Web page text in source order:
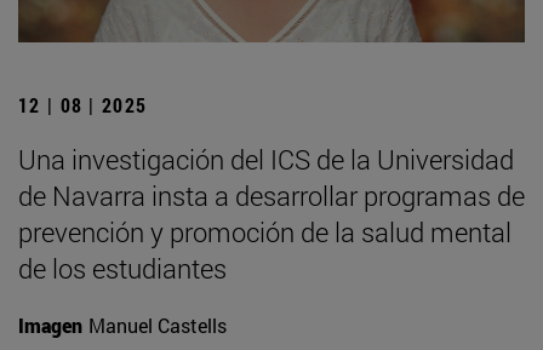
12 | 08 | 2025
Una investigación del ICS de la Universidad
de Navarra insta a desarrollar programas de
prevención y promoción de la salud mental
de los estudiantes
Imagen Manuel Castells